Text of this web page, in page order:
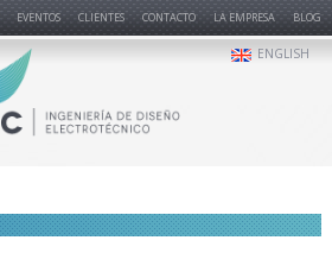
ENGLISH
EVENTOS CLIENTES CONTACTO LA EMPRESA BLOG